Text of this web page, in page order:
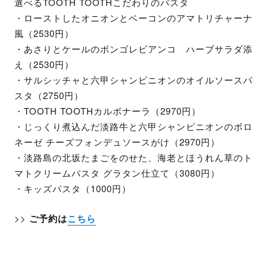
・ローストしたオニオンとベーコンのアマトリチャーナ
風（2530円）
・あさりとケールのボンゴレビアンコ ハーブサラダ添
え（2530円）
・サルシッチャと六甲シャンピニオンのオイルソースパ
スタ（2750円）
・TOOTH TOOTHカルボナーラ（2970円）
・じっくり煮込んだ淡路牛と六甲シャンピニオンのボロ
ネーゼ チーズフォンデュソースがけ（2970円）
・淡路島の北坂たまごをのせた、海老とほうれん草のト
マトクリームパスタ グラタン仕立て（3080円）
・キッズパスタ（1000円）
>> ご予約はこちら